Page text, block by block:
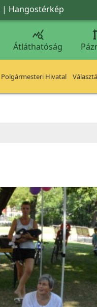
| Hangostérkép

Átláthatóság
Polgármesteri Hivatal